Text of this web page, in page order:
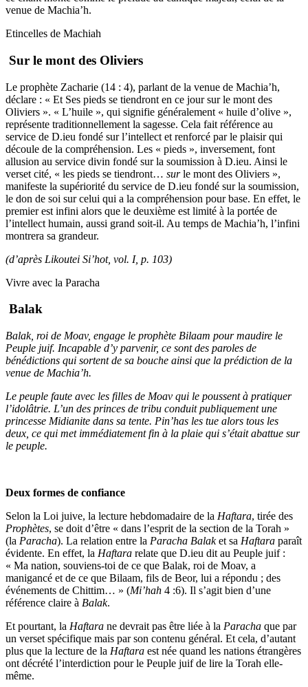
venue de Machia’h.
Etincelles de Machiah
Sur le mont des Oliviers
Le prophète Zacharie (14 : 4), parlant de la venue de Machia’h,
déclare : « Et Ses pieds se tiendront en ce jour sur le mont des
Oliviers ». « L’huile », qui signifie généralement « huile d’olive »,
représente traditionnellement la sagesse. Cela fait référence au
service de D.ieu fondé sur l’intellect et renforcé par le plaisir qui
découle de la compréhension. Les « pieds », inversement, font
allusion au service divin fondé sur la soumission à D.ieu. Ainsi le
verset cité, « les pieds se tiendront… surle mont des Oliviers »,
manifeste la supériorité du service de D.ieu fondé sur la soumission,
le don de soi sur celui qui a la compréhension pour base. En effet, le
premier est infini alors que le deuxième est limité à la portée de
l’intellect humain, aussi grand soit-il. Au temps de Machia’h, l’infini
montrera sa grandeur.
(d’après Likoutei Si’hot, vol. I, p. 103)
Vivre avec la Paracha
Balak
Balak, roi de Moav, engage le prophète Bilaam pour maudire le
Peuple juif. Incapable d’y parvenir, ce sont des paroles de
bénédictions qui sortent de sa bouche ainsi que la prédiction de la
venue de Machia’h.
Le peuple faute avec les filles de Moav qui le poussent à pratiquer
l’idolâtrie. L’un des princes de tribu conduit publiquement une
princesse Midianite dans sa tente. Pin’has les tue alors tous les
deux, ce qui met immédiatement fin à la plaie qui s’était abattue sur
le peuple.
Deux formes de confiance
Selon la Loi juive, la lecture hebdomadaire de la Haftara, tirée des
Prophètes, se doit d’être « dans l’esprit de la section de la Torah »
(la Paracha). La relation entre la Paracha Balaket sa Haftara paraît
évidente. En effet, la Haftara relate que D.ieu dit au Peuple juif :
« Ma nation, souviens-toi de ce que Balak, roi de Moav, a
manigancé et de ce que Bilaam, fils de Beor, lui a répondu ; des
événements de Chittim… » (Mi’hah 4 :6). Il s’agit bien d’une
référence claire à Balak.
Et pourtant, la Haftara ne devrait pas être liée à la Paracha que par
un verset spécifique mais par son contenu général. Et cela, d’autant
plus que la lecture de la Haftara est née quand les nations étrangères
ont décrété l’interdiction pour le Peuple juif de lire la Torah elle-
même.